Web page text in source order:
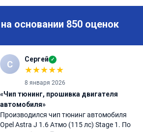
основании 850 оценок
С Сергей ✓
★★★★★
8 января 2026
«Чип тюнинг, прошивка двигателя
автомобиля»
Производился чип тюнинг автомобиля
Opel Astra J 1.6 Атмо (115 лс) Stage 1. По